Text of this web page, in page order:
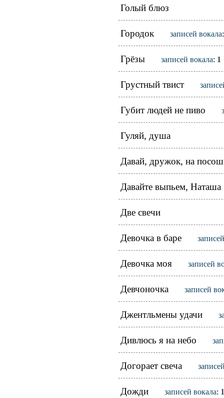
Голый блюз
Городок записей вокала
Грёзы записей вокала: 1
Грустный твист
Губит людей не пиво
Гуляй, душа
Давай, дружок, на
Давайте выпьем, Наташа
Две свечи
Девочка в баре
Девочка моя записей
Девчоночка записей
Джентльмены удачи
Дивлюсь я на небо
Догорает свеча
Дожди записей вокала: 1